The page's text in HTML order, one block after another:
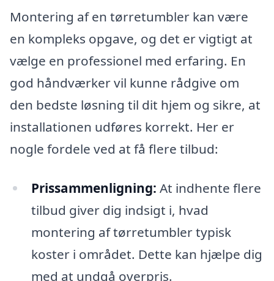
Montering af en tørretumbler kan være
en kompleks opgave, og det er vigtigt at
vælge en professionel med erfaring. En
god håndværker vil kunne rådgive om
den bedste løsning til dit hjem og sikre, at
installationen udføres korrekt. Her er
nogle fordele ved at få flere tilbud:
Prissammenligning: At indhente flere
tilbud giver dig indsigt i, hvad
montering af tørretumbler typisk
koster i området. Dette kan hjælpe dig
med at undgå overpris.